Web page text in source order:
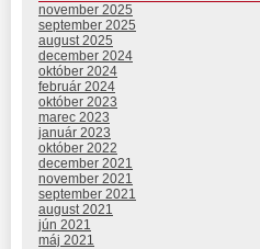
november 2025
september 2025
august 2025
december 2024
október 2024
február 2024
október 2023
marec 2023
január 2023
október 2022
december 2021
november 2021
september 2021
august 2021
jún 2021
máj 2021